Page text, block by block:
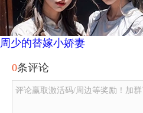
周少的替嫁小娇妻
0条评论
评论赢取激活码/周边等奖励！加群